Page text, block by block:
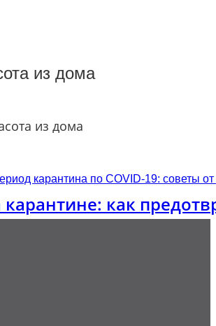
из дома
из дома
карантина по COVID-19: советы
карантине: как